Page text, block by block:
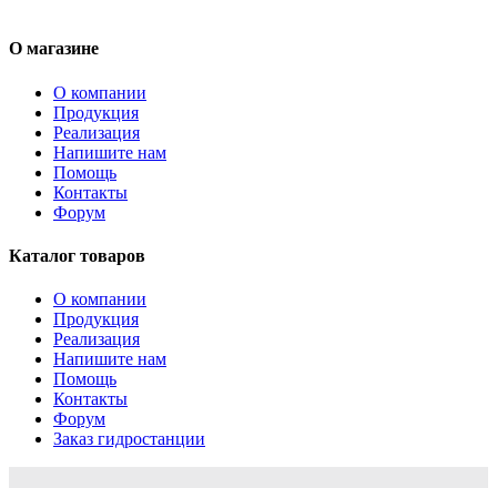
О магазине
О компании
Продукция
Реализация
Напишите нам
Помощь
Контакты
Форум
Каталог товаров
О компании
Продукция
Реализация
Напишите нам
Помощь
Контакты
Форум
Заказ гидростанции